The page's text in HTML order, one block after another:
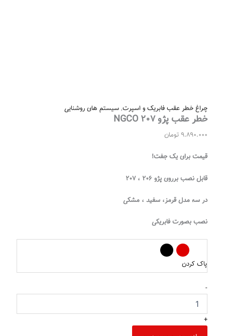
چراغ خطر عقب فابریک و اسپرت, سیستم های روشنایی
خطر عقب پژو ۲۰۷ NGCO
9.890.000 تومان
قیمت برای یک جفت!
قابل نصب برروی پژو ۲۰۶ ، ۲۰۷
در سه مدل قرمز، سفید ، مشکی
نصب بصورت فابریکی
پاک کردن
-
+